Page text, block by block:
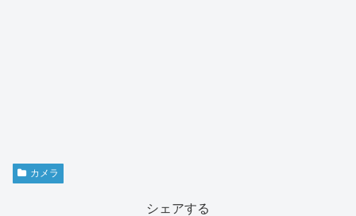
カメラ
シェアする